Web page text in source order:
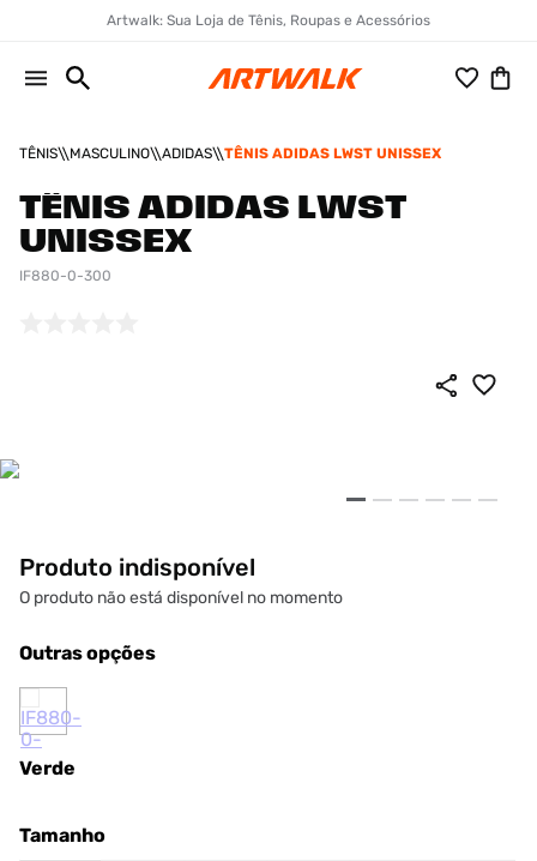
Artwalk: Sua Loja de Tênis, Roupas e Acessórios
TÊNIS MASCULINO ADIDAS TÊNIS ADIDAS LWST UNISSEX
TÊNIS ADIDAS LWST
UNISSEX
IF880-0-300
Produto indisponível
O produto não está disponível no momento
Outras opções
Verde
Tamanho